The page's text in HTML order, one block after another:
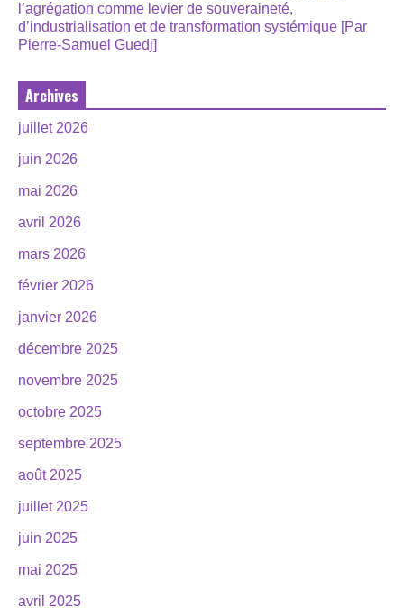
l’agrégation comme levier de souveraineté,
d’industrialisation et de transformation systémique [Par
Pierre-Samuel Guedj]
Archives
juillet 2026
juin 2026
mai 2026
avril 2026
mars 2026
février 2026
janvier 2026
décembre 2025
novembre 2025
octobre 2025
septembre 2025
août 2025
juillet 2025
juin 2025
mai 2025
avril 2025